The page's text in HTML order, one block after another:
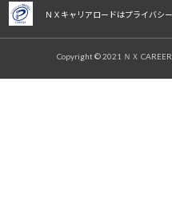
ＮＸキャリアロードはプライバシ
Copyright © 2021 ＮＸ